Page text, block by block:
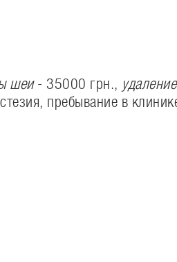
шеи- 35000 грн.,
пребывание в